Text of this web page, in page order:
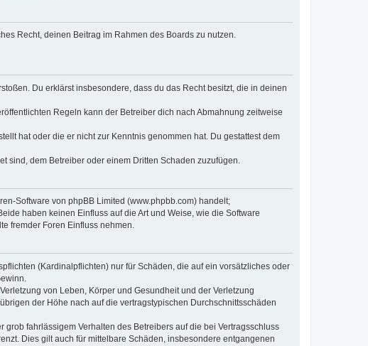
Recht, deinen Beitrag im Rahmen des Boards zu nutzen.
Du erklärst insbesondere, dass du das Recht besitzt, die in deinen
Regeln kann der Betreiber dich nach Abmahnung zeitweise
hat oder die er nicht zur Kenntnis genommen hat. Du gestattest dem
sind, dem Betreiber oder einem Dritten Schaden zuzufügen.
Software von phpBB Limited (www.phpbb.com) handelt;
haben keinen Einfluss auf die Art und Weise, wie die Software
fremder Foren Einfluss nehmen.
(Kardinalpflichten) nur für Schäden, die auf ein vorsätzliches oder
von Leben, Körper und Gesundheit und der Verletzung
der Höhe nach auf die vertragstypischen Durchschnittsschäden
fahrlässigem Verhalten des Betreibers auf die bei Vertragsschluss
Dies gilt auch für mittelbare Schäden, insbesondere entgangenen